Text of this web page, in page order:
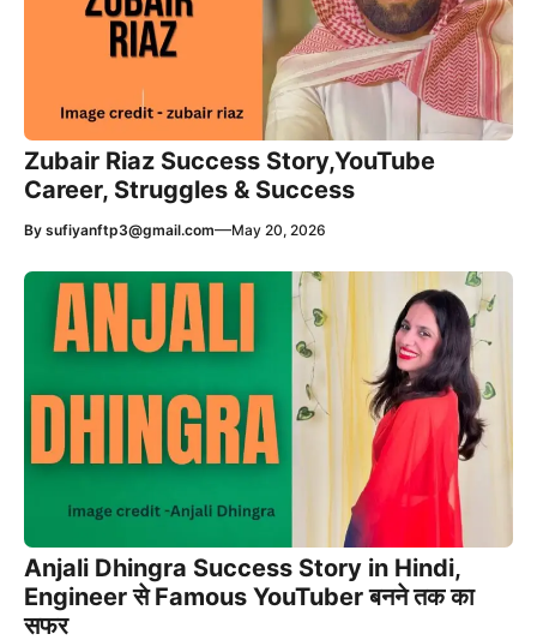
Zubair Riaz Success Story,YouTube
Career, Struggles & Success
By sufiyanftp3@gmail.com—May 20, 2026
Anjali Dhingra Success Story in Hindi,
Engineer से Famous YouTuber बनने तक का
सफर